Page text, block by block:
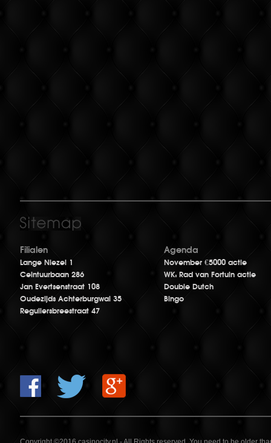
Filialen
Lange Niezel 1
Ceintuurbaan 286
Jan Evertsenstraat 108
Oudezijds Achterburgwal 35
Reguliersbreestraat 47
Agenda
November €5000 actie
WK: Rad van Fortuin actie
Double Dutch
Bingo